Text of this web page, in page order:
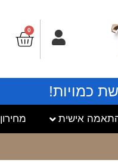
0
כמויות!
אישית מחירון